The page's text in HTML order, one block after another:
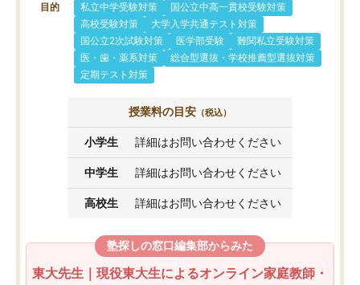
目的 私立中学受験対策
国公立中高一貫校受験対策
高校受験対策
大学入学共通テスト対策
国公立2次試験対策
医学部受験
難関私立受験対策
医・歯・薬系対策
総合型選抜・学校推薦型選抜対策
定期テスト対策
授業料の目安 （税込）
小学生 詳細はお問い合わせください
中学生 詳細はお問い合わせください
高校生 詳細はお問い合わせください
塾探しの窓口編集部からみた
東大先生｜現役東大生によるオンライン家庭教師・